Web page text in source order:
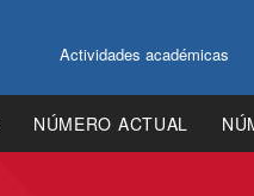
Actividades académicas
NÚMERO ACTUAL